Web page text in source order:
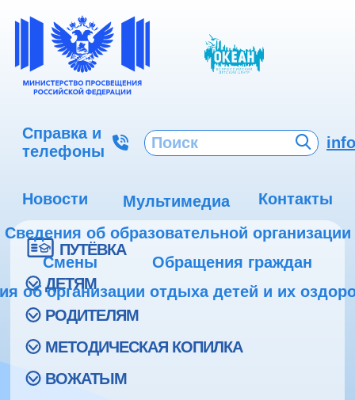
Справка и
телефоны
Новости Мультимедиа
Контакты
Сведения об образовательной организации
Смены
Обращения граждан
об организации отдыха детей и их
ПУТЁВКА
ДЕТЯМ
РОДИТЕЛЯМ
МЕТОДИЧЕСКАЯ КОПИЛКА
ВОЖАТЫМ